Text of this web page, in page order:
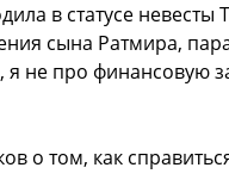
в статусе невесты
сына Ратмира,
не про финансовую
о том, как